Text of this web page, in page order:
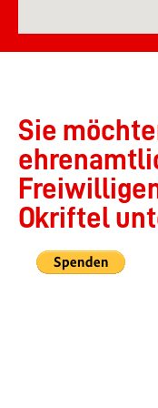
Sie
Okriftel